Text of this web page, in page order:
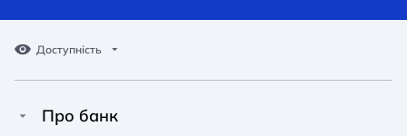
Доступність
Про банк